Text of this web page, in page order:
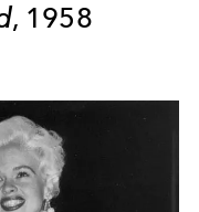
, 1958